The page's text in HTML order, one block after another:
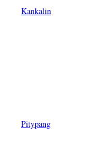
Kankalin
Pitypang